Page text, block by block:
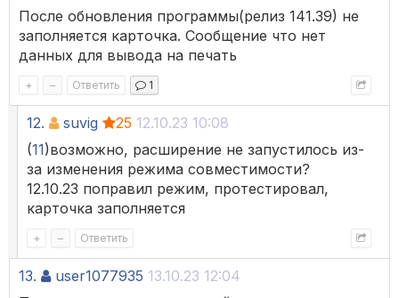
После обновления программы(релиз 141.39) не
заполняется карточка. Сообщение что нет
данных для вывода на печать
+ – Ответить 1
12. suvig 25 12.10.23 10:08
(11)возможно, расширение не запустилось из-
за изменения режима совместимости?
12.10.23 поправил режим, протестировал,
карточка заполняется
+ – Ответить
13. user1077935 13.10.23 12:04